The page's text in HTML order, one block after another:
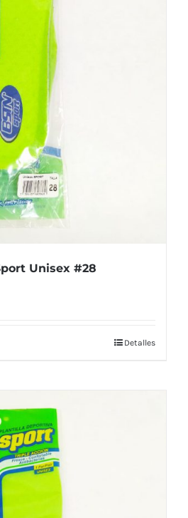
Unisex #28
Detalles